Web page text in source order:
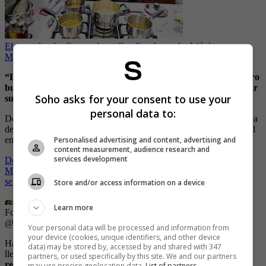
El aterrador detalle por el que Carolina Acevedo dejó de ver
MasterChef
“Es complicado, porque a veces hay personas que son gay, pero
buscan una pareja, una mujer como para taparse y no mostrar
su sexualidad”, contó en medio de la entrevista a Lo sé todo.
De igual manera, Marecela Posada resaltó que vive muy agradecida
de haberse dado cuenta del engaño pues no se casó y no cayó en el
engaño.
Debido a esta experiencia y a otras poco afortunadas en el amor,
Marcela ha decidido no tener ningún tipo de relación afectiva pues
se siente mucho mejor sola.
Foto: Instagram @marcelaposada10.
@marcelaposada10.
Hace un par de meses había confesado de manera abierta que
llevaba 10 años sin sostener relaciones sexuales. Mi felicidad
Soho asks for your consent to use your
personal data to:
Personalised advertising and content, advertising and
content measurement, audience research and
services development
Store and/or access information on a device
Learn more
Your personal data will be processed and information from
your device (cookies, unique identifiers, and other device
data) may be stored by, accessed by and shared with 347
partners, or used specifically by this site. We and our partners